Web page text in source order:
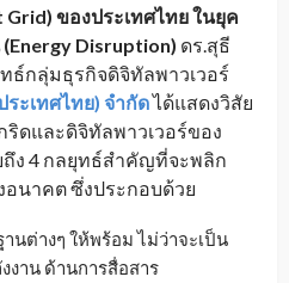
Grid) ของประเทศไทย ในยุค
Energy Disruption) ดร.สุธี
ธ์กลุ่มธุรกิจดิจิทัลพาวเวอร์
ระเทศไทย) จำกัดได้แสดงวิสัย
ดและดิจิทัลพาวเวอร์ของ
ถึง 4 กลยุทธ์สำคัญที่จะพลิก
นาคต ซึ่งประกอบด้วย
นต่างๆ ให้พร้อม ไม่ว่าจะเป็น
งาน ด้านการสื่อสาร